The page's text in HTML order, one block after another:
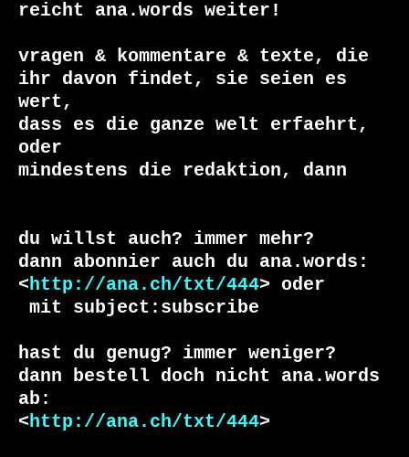
reicht ana.words weiter!
vragen & kommentare & texte, die
ihr davon findet, sie seien es
wert,
dass es die ganze welt erfaehrt,
oder
du willst auch? immer mehr?
dann abonnier auch du ana.words:
<http://ana.ch/txt/444
hast du genug? immer weniger?
dann bestell doch nicht ana.words
ab:
<http://ana.ch/txt/444>